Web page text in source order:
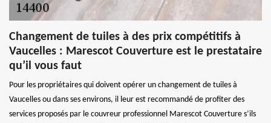
Changement de tuiles à des prix compétitifs à
Vaucelles : Marescot Couverture est le prestataire
qu’il vous faut
Pour les propriétaires qui doivent opérer un changement de tuiles à
Vaucelles ou dans ses environs, il leur est recommandé de profiter des
services proposés par le couvreur professionnel Marescot Couverture s’ils